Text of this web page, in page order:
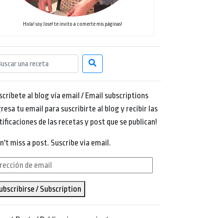
Hola! soy Jose! te invito a comerte mis páginas!
al blog vía email / Email subscriptions
tu email para suscribirte al blog y recibir las
de las recetas y post que se publican!
miss a post. Suscribe via email.
/ Subscription